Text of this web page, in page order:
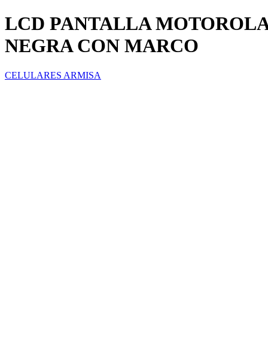
LCD PANTALLA
NEGRA CON MARCO
CELULARES ARMISA